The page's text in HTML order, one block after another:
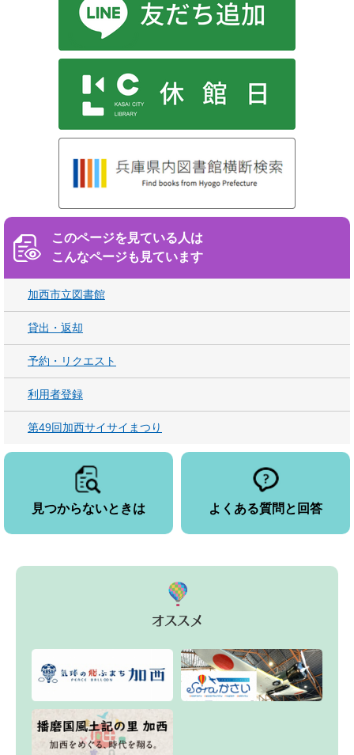
このページを見ている人は
こんなページも見ています
加西市立図書館
貸出・返却
予約・リクエスト
利用者登録
第49回加西サイサイまつり
見つからないときは よくある質問と回答